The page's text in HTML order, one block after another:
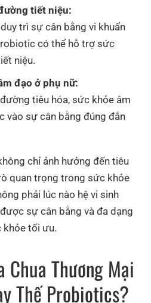
tiết niệu:
trì sự cân bằng vi khuẩn
có thể hỗ trợ sức
niệu.
đạo ở phụ nữ:
tiêu hóa, sức khỏe âm
vào sự cân bằng đúng đắn
chỉ ảnh hưởng đến tiêu
quan trọng trong sức khỏe
phải lúc nào hệ vi sinh
sự cân bằng và đa dạng
khỏe tối ưu.
Chua Thương Mại
Thế Probiotics?